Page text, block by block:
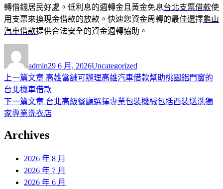
轉借錢居民好處。低利息的週轉金且黃金免息台北支票借款使
用支票來換現金借款的放款。快速您資金周轉的最佳選擇龜山
汽車借款提供合法安全的資金週轉協助。
者
admin佈
日
期:
29 6 月, 2026類
Uncategorized
文
章
導
覽
上一篇文章 上
一
篇
文
高雄當舖可辦理高雄汽車借款幫助桃園鋁門窗的
台北機車借款
下一篇文章 下
一
文
台北高級餐廳選擇專業包裝機械包括西裝送洗獨
家專業洗衣店
Archives
2026 年 8 月
2026 年 7 月
2026 年 6 月